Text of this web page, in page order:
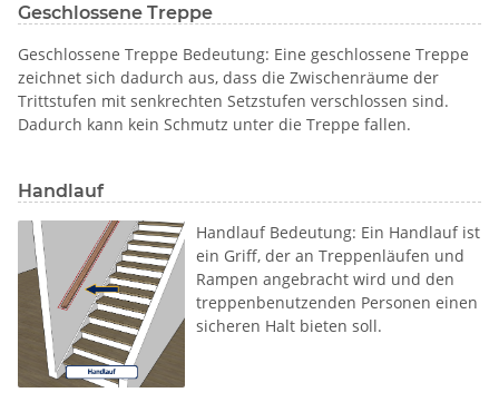
Geschlossene Treppe
Geschlossene Treppe Bedeutung: Eine geschlossene Treppe
zeichnet sich dadurch aus, dass die Zwischenräume der
Trittstufen mit senkrechten Setzstufen verschlossen sind.
Dadurch kann kein Schmutz unter die Treppe fallen.
Handlauf
Handlauf Bedeutung: Ein Handlauf ist
ein Griff, der an Treppenläufen und
Rampen angebracht wird und den
treppenbenutzenden Personen einen
sicheren Halt bieten soll.